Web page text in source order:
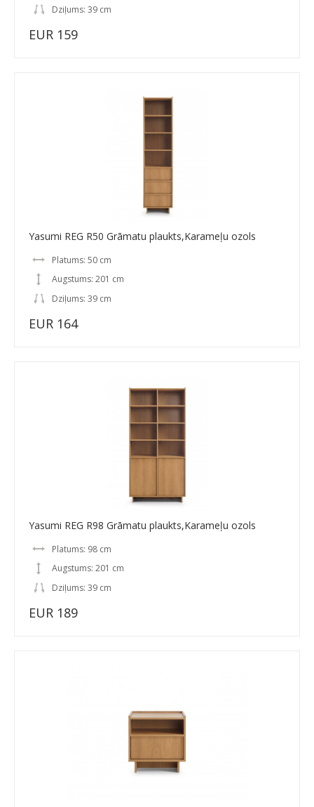
Dziļums: 39 cm
EUR 159
Yasumi REG R50 Grāmatu plaukts,Karameļu ozols
Platums: 50 cm
Augstums: 201 cm
Dziļums: 39 cm
EUR 164
Yasumi REG R98 Grāmatu plaukts,Karameļu ozols
Platums: 98 cm
Augstums: 201 cm
Dziļums: 39 cm
EUR 189